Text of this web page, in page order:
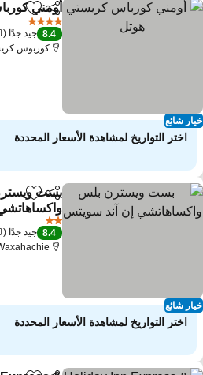
شائع
مشاركة
أومني
8.4 جيد جدًا
كوربوس
اختر التواريخ لمشاهدة الأسعار المحددة
شائع
مشاركة
بست
مشاهدة
8.4 جيد جدًا
Waxahachie
اختر التواريخ لمشاهدة الأسعار المحددة